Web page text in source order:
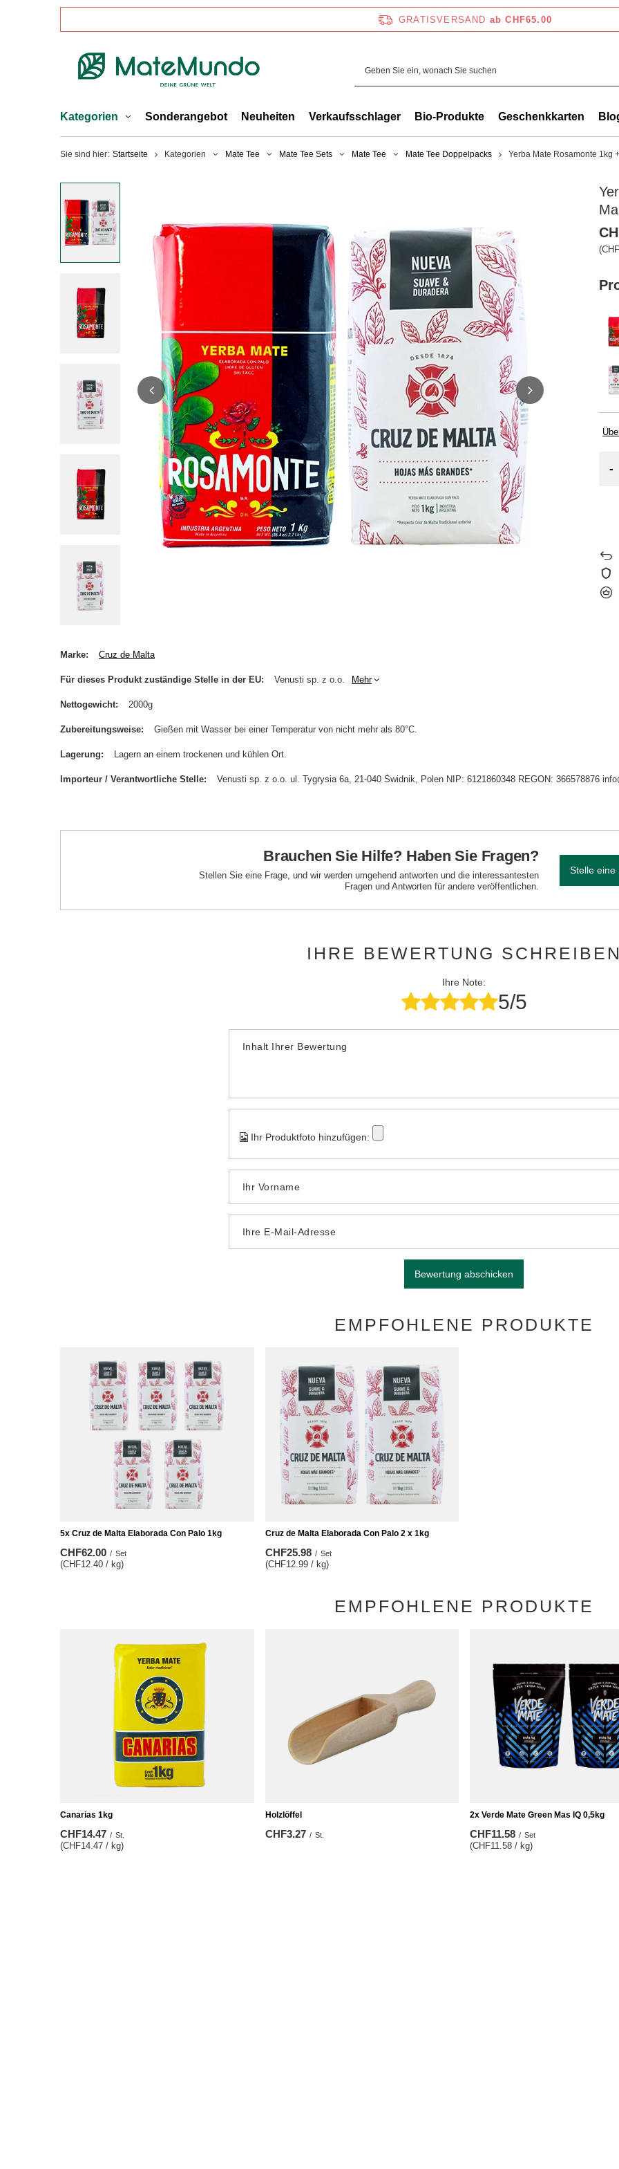
GRATISVERSAND ab CHF65.00
Kategorien Sonderangebot Neuheiten Verkaufsschlager Bio-Produkte Geschenkkarten
Sie sind hier: Startseite Kategorien Mate Tee Mate Tee Sets Mate Tee Mate Tee Doppelpacks Yerba Mate Rosamonte 1kg
-
Marke Cruz de Malta
Für dieses Produkt zuständige Stelle in der EU Venusti sp. z o.o. Mehr
Nettogewicht 2000g
Zubereitungsweise Gießen mit Wasser bei einer Temperatur von nicht mehr als 80°C.
Lagerung Lagern an einem trockenen und kühlen Ort.
Importeur / Verantwortliche Stelle Venusti sp. z o.o. ul. Tygrysia 6a, 21-040 Świdnik, Polen NIP: 6121860348 REGON: 366578876
Brauchen Sie Hilfe? Haben Sie Fragen?
Stellen Sie eine Frage, und wir werden umgehend antworten und die interessantesten
Fragen und Antworten für andere veröffentlichen.
Stelle eine
IHRE BEWERTUNG
Ihre Note:
5/5
Inhalt Ihrer Bewertung
Ihr Produktfoto hinzufügen:
Ihr Vorname
Ihre E-Mail-Adresse
Bewertung abschicken
EMPFOHLENE PRODUKTE
5x Cruz de Malta Elaborada Con Palo 1kg
CHF62.00 / Set
(CHF12.40 / kg)
Cruz de Malta Elaborada Con Palo 2 x 1kg
CHF25.98 / Set
(CHF12.99 / kg)
EMPFOHLENE PRODUKTE
Canarias 1kg
CHF14.47 / St.
(CHF14.47 / kg)
Holzlöffel
CHF3.27 / St.
2x Verde Mate Green Mas IQ 0,5kg
CHF11.58 / Set
(CHF11.58 / kg)